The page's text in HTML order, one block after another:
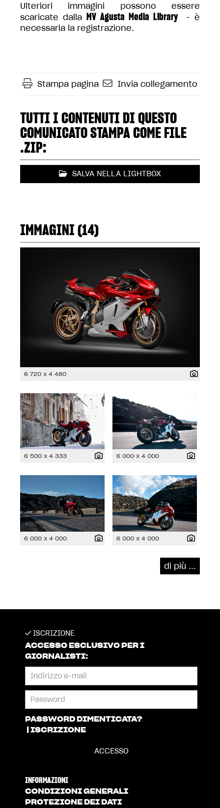
Ulteriori immagini possono essere
scaricate dalla MV Agusta Media Library
- è
necessaria la registrazione.
Stampa pagina Invia collegamento
TUTTI I CONTENUTI DI QUESTO
COMUNICATO STAMPA COME FILE
.ZIP:
SALVA NELLA LIGHTBOX
IMMAGINI (14)
6 720 x 4 480
6 500 x 4 333 6 000 x 4 000
6 000 x 4 000 6 000 x 4 000
di più ...
ISCRIZIONE
ACCESSO ESCLUSIVO PER I
GIORNALISTI:
PASSWORD DIMENTICATA?
ISCRIZIONE
INFORMAZIONI
CONDIZIONI GENERALI
PROTEZIONE DEI DATI